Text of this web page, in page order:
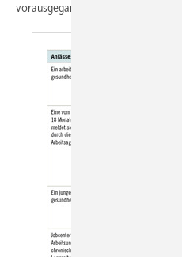
vorausgegangen sind. Gabriel